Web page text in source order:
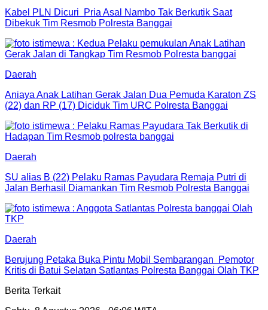
Kabel PLN Dicuri Pria Asal Nambo Tak Berkutik Saat
Dibekuk Tim Resmob Polresta Banggai
Daerah
Aniaya Anak Latihan Gerak Jalan Dua Pemuda Karaton ZS
(22) dan RP (17) Diciduk Tim URC Polresta Banggai
Daerah
SU alias B (22) Pelaku Ramas Payudara Remaja Putri di
Jalan Berhasil Diamankan Tim Resmob Polresta Banggai
Daerah
Berujung Petaka Buka Pintu Mobil Sembarangan Pemotor
Kritis di Batui Selatan Satlantas Polresta Banggai Olah TKP
Berita Terkait